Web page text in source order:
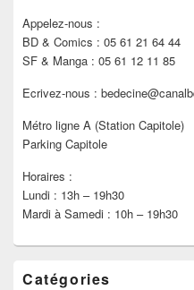
Appelez-nous :
BD & Comics : 05 61 21 64 44
SF & Manga : 05 61 12 11 85
Ecrivez-nous :
Métro ligne A (Station Capitole)
Parking Capitole
Horaires :
Lundi : 13h – 19h30
Mardi à Samedi : 10h – 19h30
Catégories